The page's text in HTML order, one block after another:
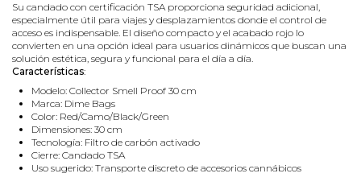
Su candado con certificación TSA proporciona seguridad adicional,
especialmente útil para viajes y desplazamientos donde el control de
acceso es indispensable. El diseño compacto y el acabado rojo lo
convierten en una opción ideal para usuarios dinámicos que buscan una
solución estética, segura y funcional para el día a día.
Características:
Modelo: Collector Smell Proof 30 cm
Marca: Dime Bags
Color: Red/Camo/Black/Green
Dimensiones: 30 cm
Tecnología: Filtro de carbón activado
Cierre: Candado TSA
Uso sugerido: Transporte discreto de accesorios cannábicos